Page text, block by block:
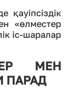
қауіпсіздік
«өлместер
іс-шаралар
МЕН
ПАРАД